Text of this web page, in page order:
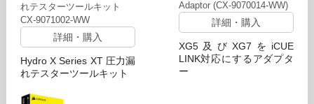
れテスターツールキット
CX-9071002-WW
詳細・購入
Hydro X Series XT 圧力漏
れテスターツールキット
Adaptor (CX-9070014-WW)
詳細・購入
XG5及びXG7をiCUE
LINK対応にするアダプタ
ー